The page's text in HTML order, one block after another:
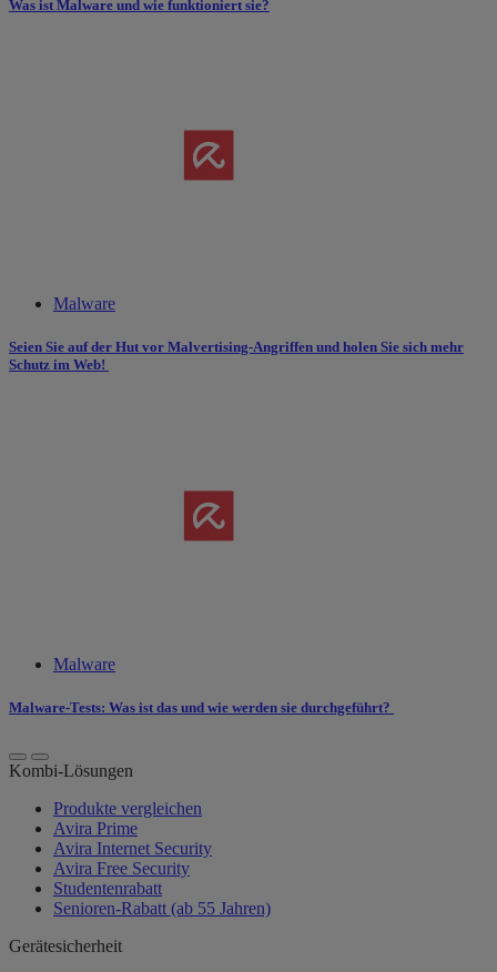
Was ist Malware und wie funktioniert sie?
Malware
Seien Sie auf der Hut vor Malvertising-Angriffen und holen Sie sich mehr
Schutz im Web!
Malware
Malware-Tests: Was ist das und wie werden sie durchgeführt?
Kombi-Lösungen
Produkte vergleichen
Avira Prime
Avira Internet Security
Avira Free Security
Studentenrabatt
Senioren-Rabatt (ab 55 Jahren)
Gerätesicherheit